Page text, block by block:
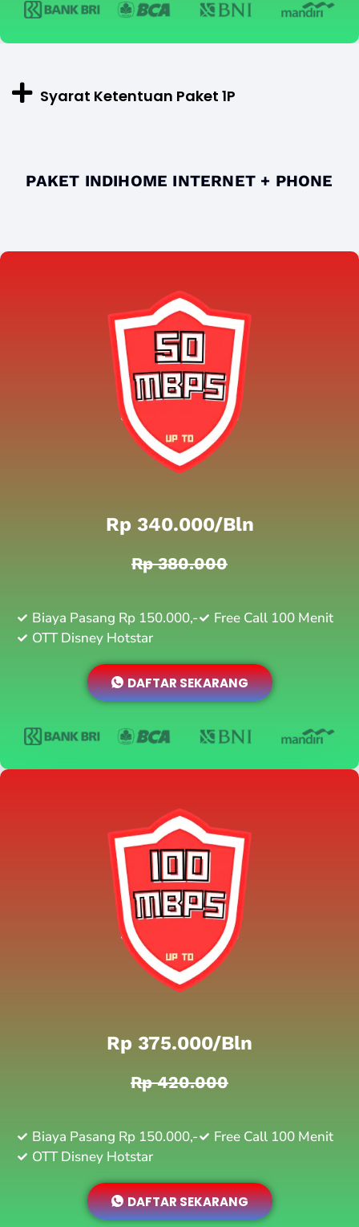
Syarat Ketentuan Paket 1P
PAKET INDIHOME INTERNET + PHONE
Rp 340.000/bln
Rp 380.000
Biaya Pasang Rp 150.000,-
Free Call 100 Menit
OTT Disney Hotstar
DAFTAR SEKARANG
Rp 375.000/bln
Rp 420.000
Biaya Pasang Rp 150.000,-
Free Call 100 Menit
OTT Disney Hotstar
DAFTAR SEKARANG